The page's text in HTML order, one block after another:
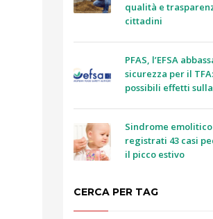
qualità e
cittadini
PFAS, l’EFSA
sicurezza per il
possibili effetti
Sindrome
registrati 43 casi
il picco estivo
CERCA PER TAG